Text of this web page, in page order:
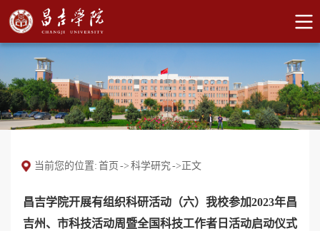
当前您的位置: 首页 -> 科学研究-> 正文
昌吉学院开展有组织科研活动（六）我校参加2023年昌
吉州、市科技活动周暨全国科技工作者日活动启动仪式